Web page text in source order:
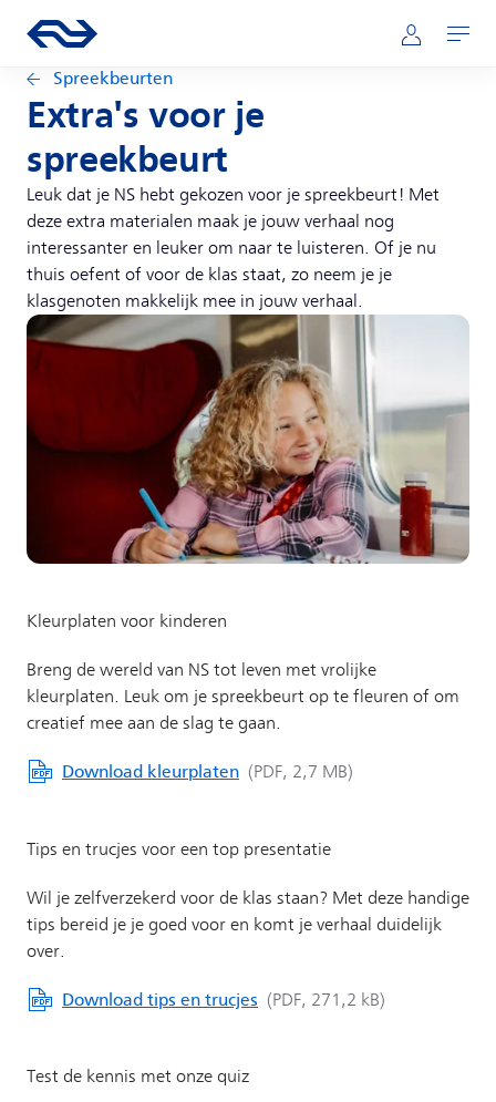
Hoofdnavigatie
Ga naar de homepage van ns.nl Mijn NS
Openen
Spreekbeurten
Extra's voor je
spreekbeurt
Leuk dat je NS hebt gekozen voor je spreekbeurt! Met
deze extra materialen maak je jouw verhaal nog
interessanter en leuker om naar te luisteren. Of je nu
thuis oefent of voor de klas staat, zo neem je je
klasgenoten makkelijk mee in jouw verhaal.